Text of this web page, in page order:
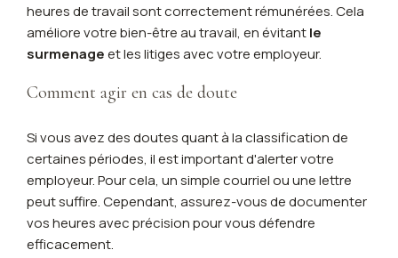
heures de travail sont correctement rémunérées. Cela
améliore votre bien-être au travail, en évitantle
surmenageet les litiges avec votre employeur.
Comment agir en cas de doute
Si vous avez des doutes quant à la classification de
certaines périodes, il est important d'alerter votre
employeur. Pour cela, un simple courriel ou une lettre
peut suffire. Cependant, assurez-vous de documenter
vos heures avec précision pour vous défendre
efficacement.